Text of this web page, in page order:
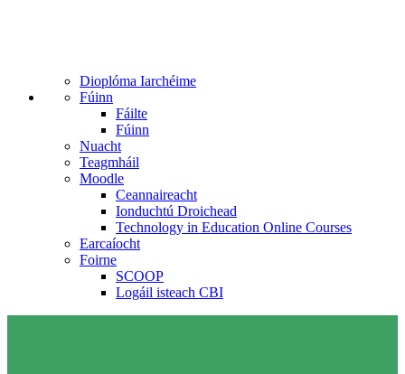
Dioplóma Iarchéime
Fúinn
Fáilte
Fúinn
Nuacht
Teagmháil
Moodle
Ceannaireacht
Ionduchtú Droichead
Technology in Education Online Courses
Earcaíocht
Foirne
SCOOP
Logáil isteach CBI